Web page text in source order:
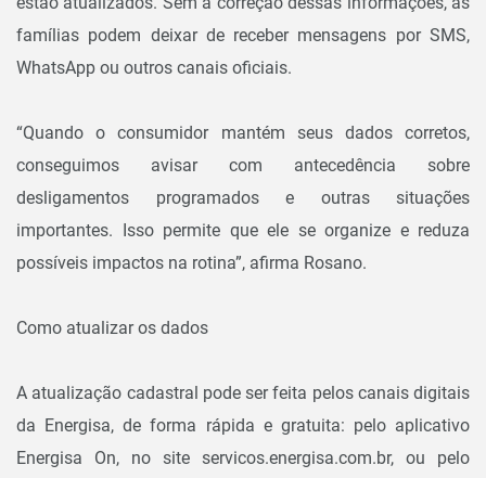
famílias podem deixar de receber mensagens por SMS,
WhatsApp ou outros canais oficiais.
“Quando o consumidor mantém seus dados corretos,
conseguimos avisar com antecedência sobre
desligamentos programados e outras situações
importantes. Isso permite que ele se organize e reduza
possíveis impactos na rotina”, afirma Rosano.
Como atualizar os dados
A atualização cadastral pode ser feita pelos canais digitais
da Energisa, de forma rápida e gratuita: pelo aplicativo
Energisa On, no site servicos.energisa.com.br, ou pelo